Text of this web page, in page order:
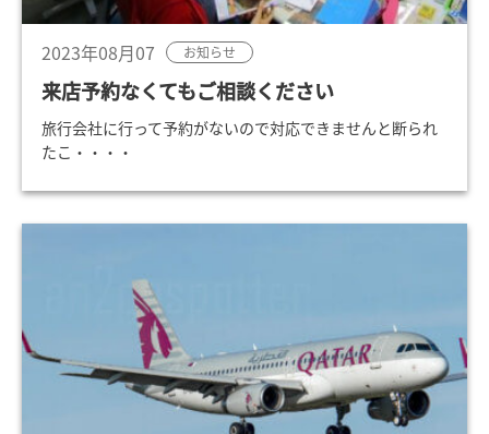
2023年08月07 お知らせ
来店予約なくてもご相談ください
旅行会社に行って予約がないので対応できませんと断られ
たこ・・・・